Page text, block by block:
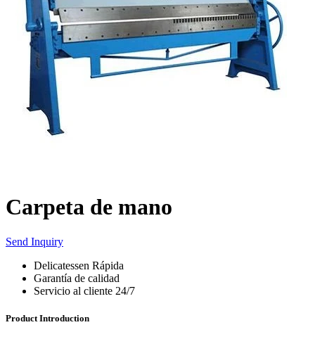
Carpeta de mano
Send Inquiry
Delicatessen Rápida
Garantía de calidad
Servicio al cliente 24/7
Product Introduction